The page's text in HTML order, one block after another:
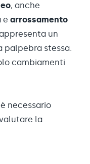
, anche
e arrossamento
un
palpebra stessa.
cambiamenti
necessario
la